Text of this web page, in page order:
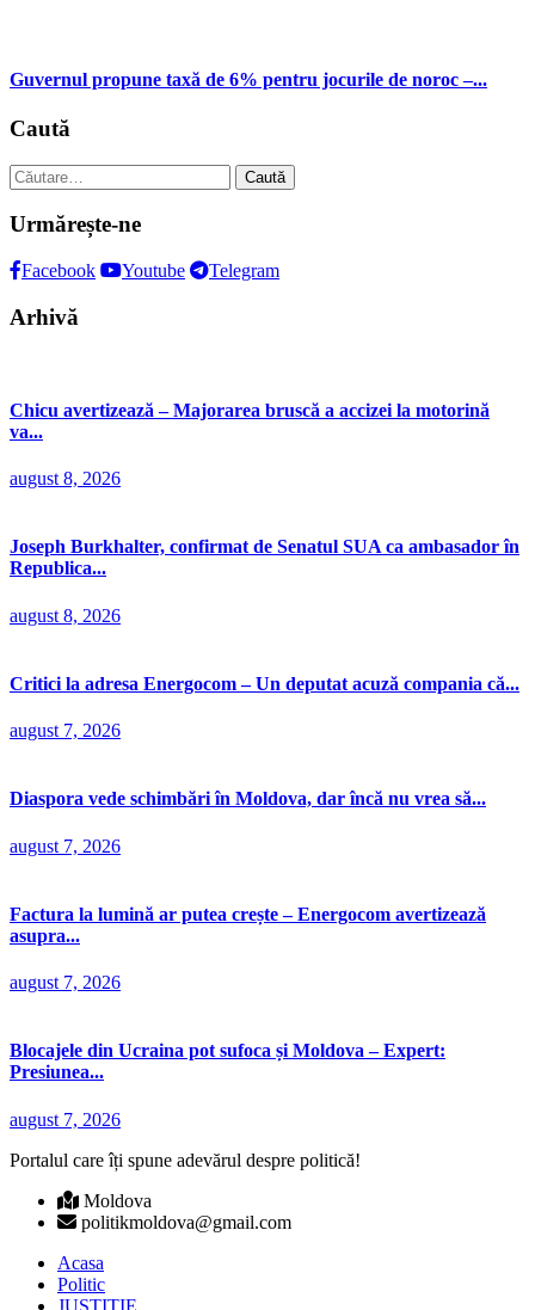
Guvernul propune taxă de 6% pentru jocurile de noroc –...
Caută
Caută
după:
Urmărește-ne
Facebook Youtube Telegram
Arhivă
Chicu avertizează – Majorarea bruscă a accizei la motorină
va...
august 8, 2026
Joseph Burkhalter, confirmat de Senatul SUA ca ambasador în
Republica...
august 8, 2026
Critici la adresa Energocom – Un deputat acuză compania că...
august 7, 2026
Diaspora vede schimbări în Moldova, dar încă nu vrea să...
august 7, 2026
Factura la lumină ar putea crește – Energocom avertizează
asupra...
august 7, 2026
Blocajele din Ucraina pot sufoca și Moldova – Expert:
Presiunea...
august 7, 2026
Portalul care îți spune adevărul despre politică!
Moldova
politikmoldova@gmail.com
Acasa
Politic
JUSTIȚIE